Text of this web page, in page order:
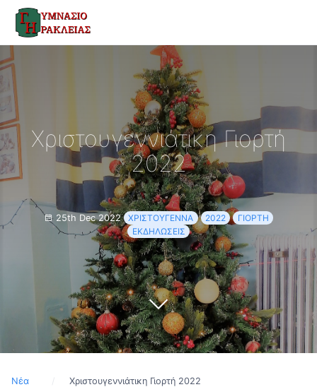
Χριστουγεννιάτικη Γιορτή
2022
25th Dec 2022 ΧΡΙΣΤΟΎΓΕΝΝΑ 2022
ΓΙΟΡΤΉ
ΕΚΔΗΛΏΣΕΙΣ
Νέα Χριστουγεννιάτικη Γιορτή 2022